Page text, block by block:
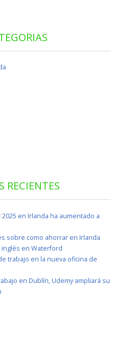
RECIENTES
en Irlanda ha aumentado a
sobre como ahorrar en Irlanda
inglés en Waterford
trabajo en la nueva oficina de
en Dublín, Udemy ampliará su